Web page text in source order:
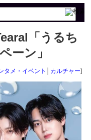
「うるち
ーン」
タメ・イベント カルチャー]